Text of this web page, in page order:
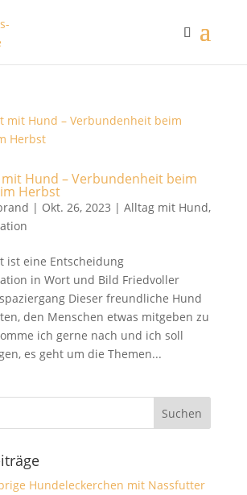
Hund – Verbundenheit beim
Herbst
| Okt. 26, 2023 | Alltag mit Hund,
ist eine Entscheidung
in Wort und Bild Friedvoller
Dieser freundliche Hund
den Menschen etwas mitgeben zu
ich gerne nach und ich soll
es geht um die Themen...
Hundeleckerchen mit Nassfutter